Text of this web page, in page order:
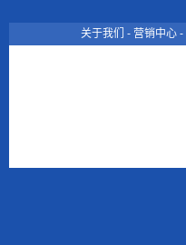
关于我们 - 营销中心 -